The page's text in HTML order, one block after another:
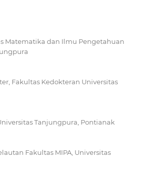
Matematika dan Ilmu Pengetahuan
Fakultas Kedokteran Universitas
Tanjungpura, Pontianak
Fakultas MIPA, Universitas